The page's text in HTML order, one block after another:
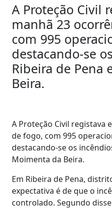
A Proteção Civil
manhã 23
com 995
destacando-se
Ribeira de Pena
Beira.
A Proteção Civil registava
de fogo, com 995
destacando-se os
Moimenta da Beira.
Em Ribeira de Pena,
expectativa é de que o
controlado. Segundo